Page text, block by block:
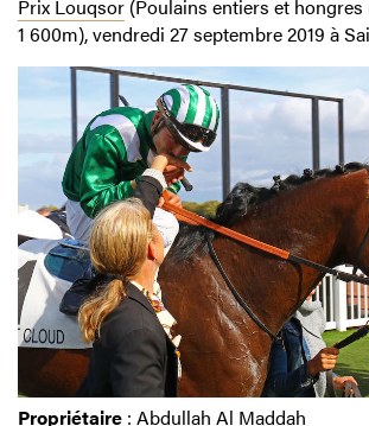
Prix Louqsor (Poulains entiers et hongres
1 600m), vendredi 27 septembre 2019 à
Propriétaire : Abdullah Al Maddah